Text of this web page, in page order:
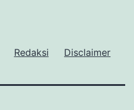
Redaksi Disclaimer